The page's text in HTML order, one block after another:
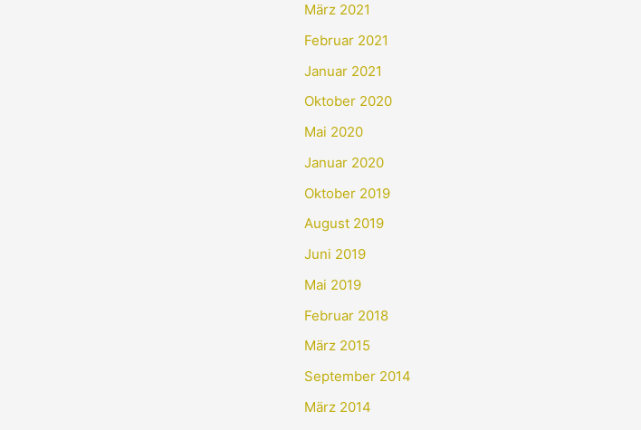
März 2021
Februar 2021
Januar 2021
Oktober 2020
Mai 2020
Januar 2020
Oktober 2019
August 2019
Juni 2019
Mai 2019
Februar 2018
März 2015
September 2014
März 2014